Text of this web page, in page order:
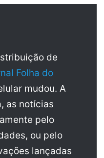
de
Folha do
mudou. A
as notícias
pelo
ou pelo
lançadas